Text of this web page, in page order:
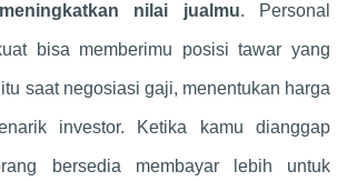
meningkatkan nilai jualmu. Personal
bisa memberimu posisi tawar yang
saat negosiasi gaji, menentukan harga
investor. Ketika kamu dianggap
bersedia membayar lebih untuk